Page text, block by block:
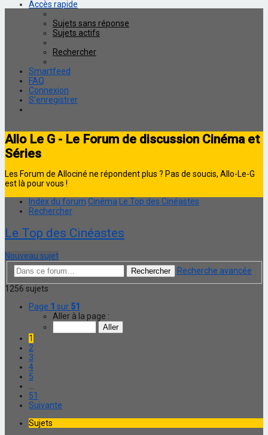
Accès rapide
Sujets sans réponse
Sujets actifs
Rechercher
Smartfeed
FAQ
Connexion
S’enregistrer
Allo Le G - Le Forum de discussion Cinéma et
Séries
Les Forum de Allociné ne répondent plus ? Pas de soucis, Allo-Le-G
est là pour vous !
Index du forum Cinéma
Le Top des Cinéastes
Rechercher
Le Top des Cinéastes
Nouveau sujet
Rechercher
Recherche avancée
1256 sujets
Page 1 sur 51
Aller à la page :
1
2
3
4
5
51
Suivante
Sujets